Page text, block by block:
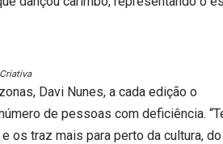
Davi Nunes, a cada edição o
de pessoas com deficiência.
os traz mais para perto da cultura,